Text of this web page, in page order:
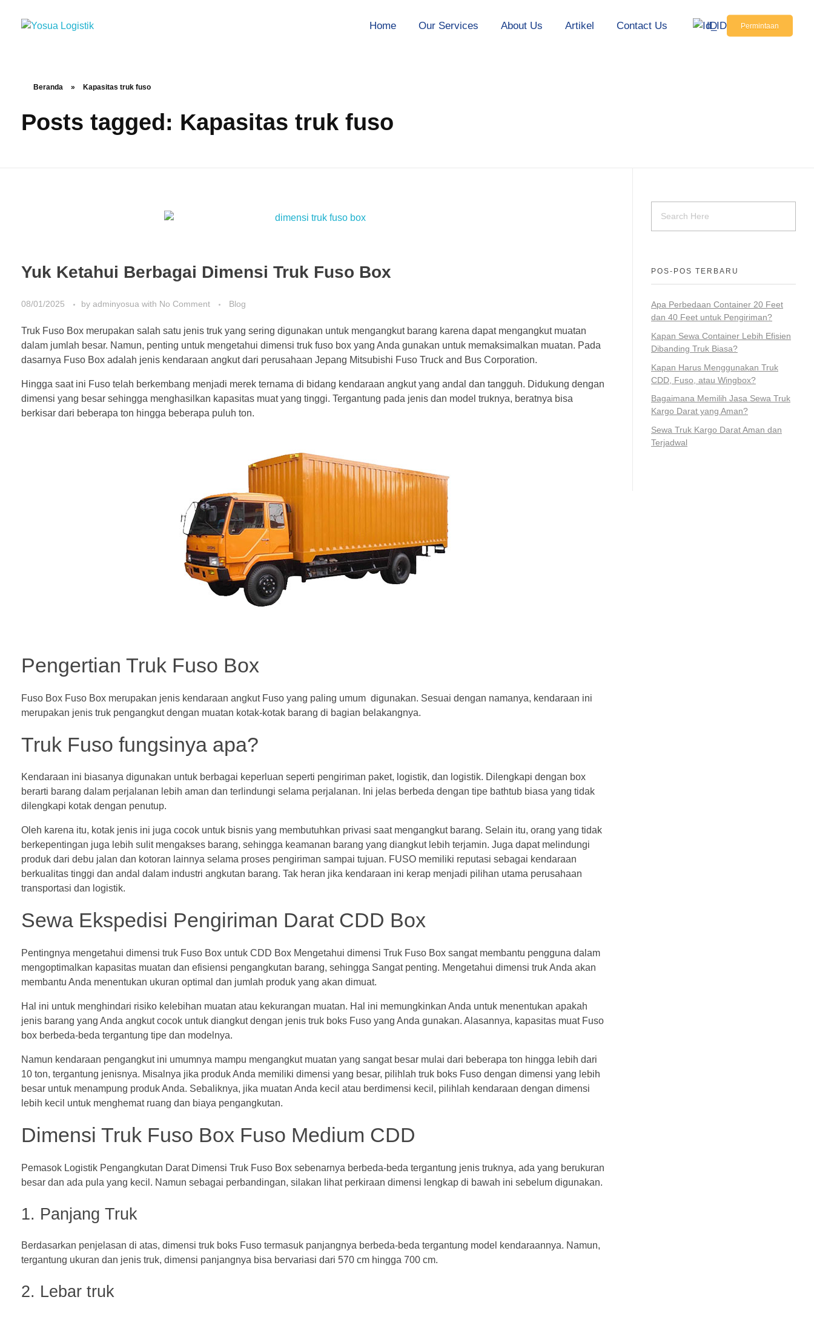
Permintaan
Home Our Services About Us Artikel Contact Us ID
Beranda » Kapasitas truk fuso
Posts tagged: Kapasitas truk fuso
Yuk Ketahui Berbagai Dimensi Truk Fuso Box
08/01/2025 by adminyosua with No Comment Blog
Truk Fuso Box merupakan salah satu jenis truk yang sering digunakan untuk mengangkut barang karena dapat mengangkut muatan
dalam jumlah besar. Namun, penting untuk mengetahui dimensi truk fuso box yang Anda gunakan untuk memaksimalkan muatan. Pada
dasarnya Fuso Box adalah jenis kendaraan angkut dari perusahaan Jepang Mitsubishi Fuso Truck and Bus Corporation.
Hingga saat ini Fuso telah berkembang menjadi merek ternama di bidang kendaraan angkut yang andal dan tangguh. Didukung dengan
dimensi yang besar sehingga menghasilkan kapasitas muat yang tinggi. Tergantung pada jenis dan model truknya, beratnya bisa
berkisar dari beberapa ton hingga beberapa puluh ton.
Pengertian Truk Fuso Box
Fuso Box Fuso Box merupakan jenis kendaraan angkut Fuso yang paling umum digunakan. Sesuai dengan namanya, kendaraan ini
merupakan jenis truk pengangkut dengan muatan kotak-kotak barang di bagian belakangnya.
Truk Fuso fungsinya apa?
Kendaraan ini biasanya digunakan untuk berbagai keperluan seperti pengiriman paket, logistik, dan logistik. Dilengkapi dengan box
berarti barang dalam perjalanan lebih aman dan terlindungi selama perjalanan. Ini jelas berbeda dengan tipe bathtub biasa yang tidak
dilengkapi kotak dengan penutup.
Oleh karena itu, kotak jenis ini juga cocok untuk bisnis yang membutuhkan privasi saat mengangkut barang. Selain itu, orang yang tidak
berkepentingan juga lebih sulit mengakses barang, sehingga keamanan barang yang diangkut lebih terjamin. Juga dapat melindungi
produk dari debu jalan dan kotoran lainnya selama proses pengiriman sampai tujuan. FUSO memiliki reputasi sebagai kendaraan
berkualitas tinggi dan andal dalam industri angkutan barang. Tak heran jika kendaraan ini kerap menjadi pilihan utama perusahaan
transportasi dan logistik.
Sewa Ekspedisi Pengiriman Darat CDD Box
Pentingnya mengetahui dimensi truk Fuso Box untuk CDD Box Mengetahui dimensi Truk Fuso Box sangat membantu pengguna dalam
mengoptimalkan kapasitas muatan dan efisiensi pengangkutan barang, sehingga Sangat penting. Mengetahui dimensi truk Anda akan
membantu Anda menentukan ukuran optimal dan jumlah produk yang akan dimuat.
Hal ini untuk menghindari risiko kelebihan muatan atau kekurangan muatan. Hal ini memungkinkan Anda untuk menentukan apakah
jenis barang yang Anda angkut cocok untuk diangkut dengan jenis truk boks Fuso yang Anda gunakan. Alasannya, kapasitas muat Fuso
box berbeda-beda tergantung tipe dan modelnya.
Namun kendaraan pengangkut ini umumnya mampu mengangkut muatan yang sangat besar mulai dari beberapa ton hingga lebih dari
10 ton, tergantung jenisnya. Misalnya jika produk Anda memiliki dimensi yang besar, pilihlah truk boks Fuso dengan dimensi yang lebih
besar untuk menampung produk Anda. Sebaliknya, jika muatan Anda kecil atau berdimensi kecil, pilihlah kendaraan dengan dimensi
lebih kecil untuk menghemat ruang dan biaya pengangkutan.
Dimensi Truk Fuso Box Fuso Medium CDD
Pemasok Logistik Pengangkutan Darat Dimensi Truk Fuso Box sebenarnya berbeda-beda tergantung jenis truknya, ada yang berukuran
besar dan ada pula yang kecil. Namun sebagai perbandingan, silakan lihat perkiraan dimensi lengkap di bawah ini sebelum digunakan.
1. Panjang Truk
Berdasarkan penjelasan di atas, dimensi truk boks Fuso termasuk panjangnya berbeda-beda tergantung model kendaraannya. Namun,
tergantung ukuran dan jenis truk, dimensi panjangnya bisa bervariasi dari 570 cm hingga 700 cm.
2. Lebar truk
POS-POS TERBARU
Apa Perbedaan Container 20 Feet
dan 40 Feet untuk Pengiriman?
Kapan Sewa Container Lebih Efisien
Dibanding Truk Biasa?
Kapan Harus Menggunakan Truk
CDD, Fuso, atau Wingbox?
Bagaimana Memilih Jasa Sewa Truk
Kargo Darat yang Aman?
Sewa Truk Kargo Darat Aman dan
Terjadwal